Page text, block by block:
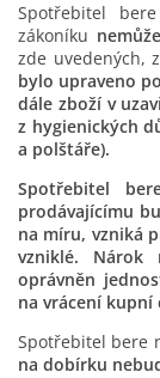
Spotřebitel
zákoníku
zde uvedených,
bylo upraveno
dále zboží v
z hygienických
a polštáře).
Spotřebitel
prodávajícímu
na míru, vzniká
vzniklé. Nárok
oprávněn
na vrácení kupní
Spotřebitel bere
na dobírku